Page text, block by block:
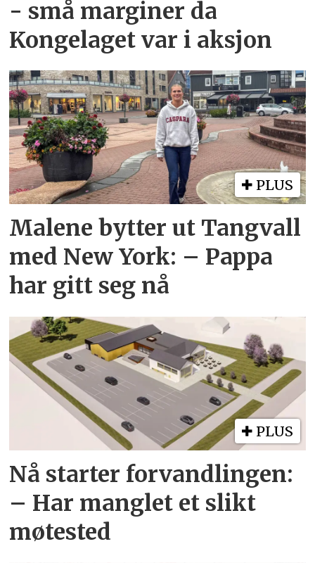
- små marginer da
Kongelaget var i aksjon
PLUS
Malene bytter ut Tangvall
med New York: – Pappa
har gitt seg nå
PLUS
Nå starter forvandlingen:
– Har manglet et slikt
møtested